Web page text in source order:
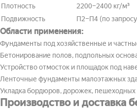
Плотность
2200–2400 кг/м³
Подвижность
П2–П4 (по
Области применения:
Фундаменты под хозяйственные и
Бетонирование полов, подпольных
Устройство отмосток и площадок под
Ленточные фундаменты малоэтажных
Укладка бордюров, дорожек, пешеходных
Производство и доставка